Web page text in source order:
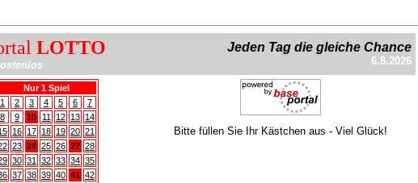
LOTTO Jeden Tag die gleiche Chance
6.8.2026
Nur 1 Spiel
1
2 3 4 5 6
7
8
9 10 11 12 13 14
16 17 18 19 20 21
23 24 25 26 27 28
30 31 32 33 34 35
37 38 39 40 41 42
Bitte füllen Sie Ihr Kästchen aus - Viel Glück!